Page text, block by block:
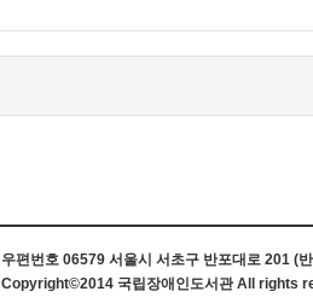
우편번호 06579 서울시 서초구 반포대로 201 (
Copyright©2014 국립장애인도서관 All rights